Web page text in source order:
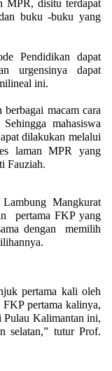
MPR, disitu terdapat
buku -buku yang
Pendidikan dapat
urgensinya dapat
ini.
macam cara
mahasiswa
dilakukan melalui
laman MPR yang
Fauziah.
Mangkurat
pertama FKP yang
dengan memilih
pertama kali oleh
pertama kalinya,
Pulau Kalimantan ini,
selatan,” tutur Prof.